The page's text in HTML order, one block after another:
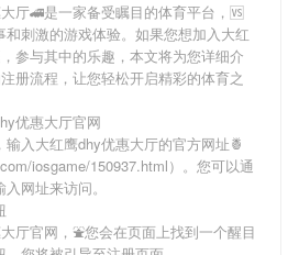
厅🚄是一家备受瞩目的体育平台，🆚
刺激的游戏体验。如果您想加入大红
参与其中的乐趣，本文将为您详细介
册流程，让您轻松开启精彩的体育之
优惠大厅官网
输入大红鹰dhy优惠大厅的官方网址🍍
iosgame/150937.html）。您可以通
网址来访问。
厅官网，⛲️您会在页面上找到一个醒目